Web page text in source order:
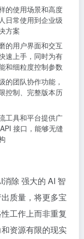
的使用场景和高度
日常使用到企业级
方案
的用户界面和交互
速上手，同时为有
和细粒度控制参数
的团队协作功能，
控制、完整版本历
工具和平台提供广
接口，能够无缝
除 强大的 AI 智
质量，将更多宝
工作上而非重复
资源有限的现实